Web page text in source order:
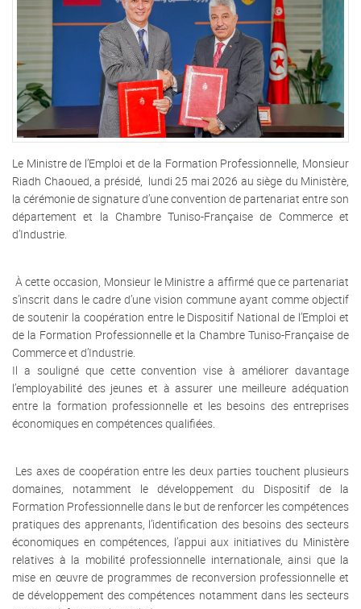
Le Ministre de l’Emploi et de la Formation Professionnelle, Monsieur
Riadh Chaoued, a présidé, lundi 25 mai 2026 au siège du Ministère,
la cérémonie de signature d’une convention de partenariat entre son
département et la Chambre Tuniso-Française de Commerce et
d’Industrie.
À cette occasion, Monsieur le Ministre a affirmé que ce partenariat
s’inscrit dans le cadre d’une vision commune ayant comme objectif
de soutenir la coopération entre le Dispositif National de l’Emploi et
de la Formation Professionnelle et la Chambre Tuniso-Française de
Commerce et d’Industrie.
Il a souligné que cette convention vise à améliorer davantage
l’employabilité des jeunes et à assurer une meilleure adéquation
entre la formation professionnelle et les besoins des entreprises
économiques en compétences qualifiées.
Les axes de coopération entre les deux parties touchent plusieurs
domaines, notamment le développement du Dispositif de la
Formation Professionnelle dans le but de renforcer les compétences
pratiques des apprenants, l’identification des besoins des secteurs
économiques en compétences, l’appui aux initiatives du Ministère
relatives à la mobilité professionnelle internationale, ainsi que la
mise en œuvre de programmes de reconversion professionnelle et
de développement des compétences notamment dans les secteurs